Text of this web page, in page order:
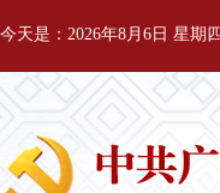
今天是：2026年8月6日 星期四